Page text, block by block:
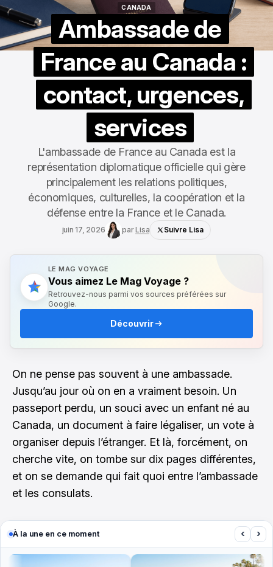
CANADA
Ambassade de
France au Canada :
contact, urgences,
services
L'ambassade de France au Canada est la
représentation diplomatique officielle qui gère
principalement les relations politiques,
économiques, culturelles, la coopération et la
défense entre la France et le Canada.
juin 17, 2026 parLisa Suivre Lisa
LE MAG VOYAGE
Vous aimez Le Mag Voyage ?
Retrouvez-nous parmi vos sources préférées sur
Google.
Découvrir
On ne pense pas souvent à une ambassade.
Jusqu’au jour où on en a vraiment besoin. Un
passeport perdu, un souci avec un enfant né au
Canada, un document à faire légaliser, un vote à
organiser depuis l’étranger. Et là, forcément, on
cherche vite, on tombe sur dix pages différentes,
et on se demande qui fait quoi entre l’ambassade
et les consulats.
À la une en ce moment ‹ ›